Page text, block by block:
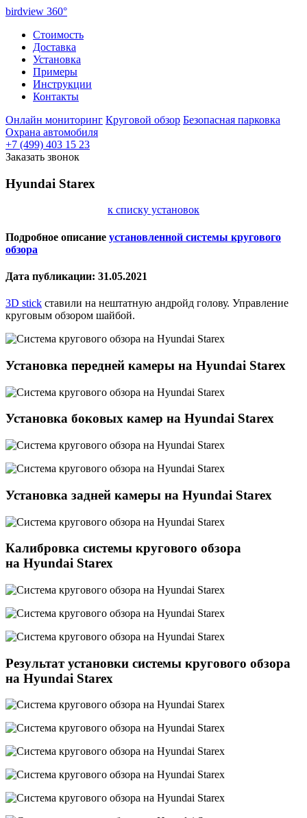
birdview 360°
Стоимость
Доставка
Установка
Примеры
Инструкции
Контакты
Онлайн мониторинг Круговой обзор Безопасная парковка
Охрана автомобиля
+7 (499) 403 15 23
Заказать звонок
Hyundai Starex
к списку установок
Подробное описание установленной системы кругового
обзора
Дата публикации: 31.05.2021
3D stick ставили на нештатную андройд голову. Управление
круговым обзором шайбой.
Установка передней камеры на Hyundai Starex
Установка боковых камер на Hyundai Starex
Установка задней камеры на Hyundai Starex
Калибровка системы кругового обзора
на Hyundai Starex
Результат установки системы кругового обзора
на Hyundai Starex